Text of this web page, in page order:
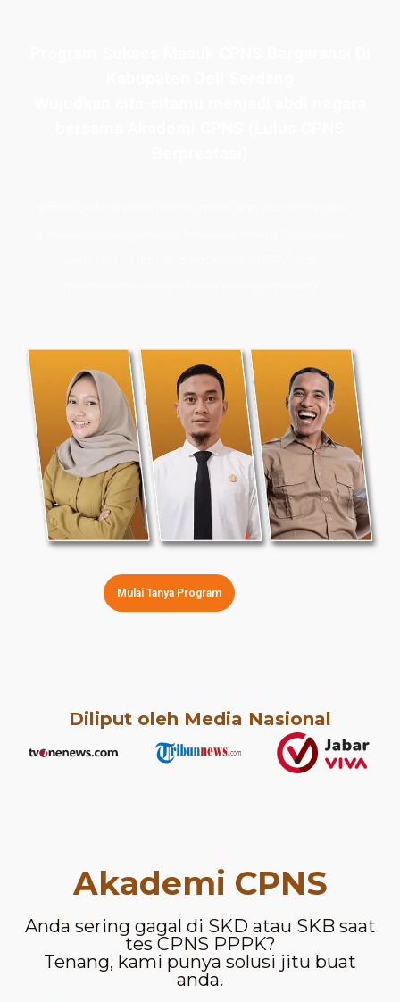
Mulai Tanya Program
Diliput oleh Media Nasional
Akademi CPNS
Anda sering gagal di SKD atau SKB saat
tes CPNS PPPK?
Tenang, kami punya solusi jitu buat
anda.